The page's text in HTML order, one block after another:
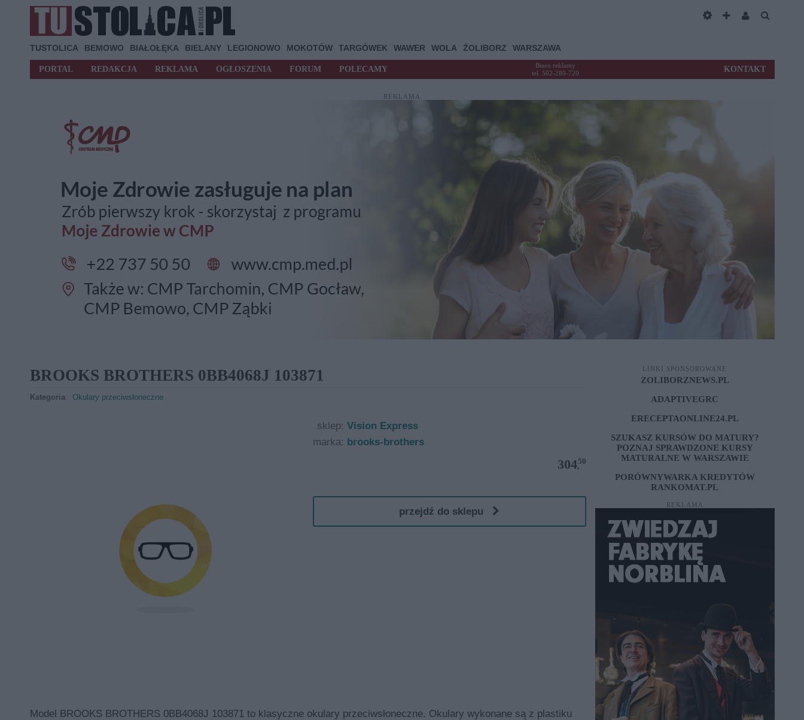
TUSTOLICA BEMOWO BIAŁOŁĘKA BIELANY LEGIONOWO MOKOTÓW TARGÓWEK WAWER WOLA ŻOLIBORZ WARSZAWA
PORTAL REDAKCJA REKLAMA OGŁOSZENIA FORUM POLECAMY
Biuro reklamy
tel. 502-280-720
KONTAKT
REKLAMA
BROOKS BROTHERS 0BB4068J 103871
Kategoria: Okulary przeciwsłoneczne
sklep: Vision Express
marka: brooks-brothers
304,
50
przejdź do sklepu
Model BROOKS BROTHERS 0BB4068J 103871 to klasyczne okulary przeciwsłoneczne. Okulary wykonane są z plastiku
LINKI SPONSOROWANE
ZOLIBORZNEWS.PL
ADAPTIVEGRC
ERECEPTAONLINE24.PL
SZUKASZ KURSÓW DO MATURY?
POZNAJ SPRAWDZONE KURSY
MATURALNE W WARSZAWIE
PORÓWNYWARKA KREDYTÓW
RANKOMAT.PL
REKLAMA